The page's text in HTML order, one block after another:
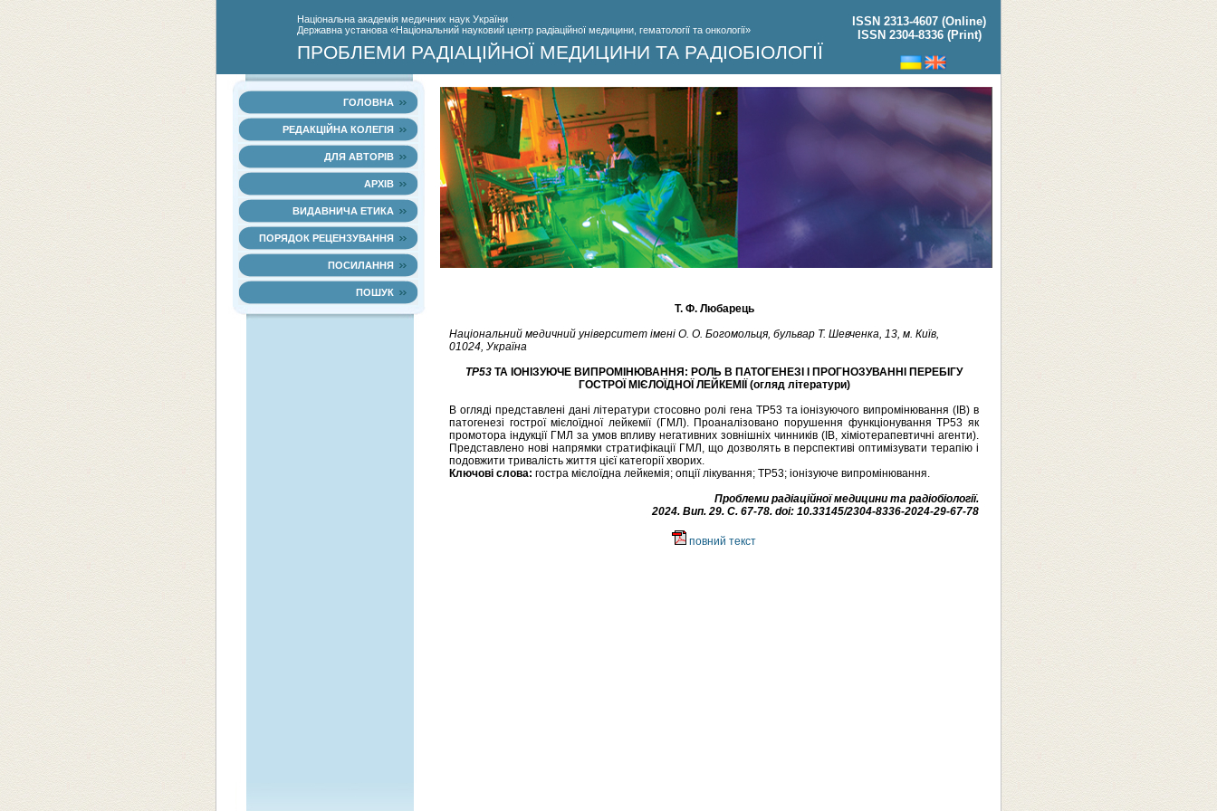
Нацiональна академiя медичних наук України
Державна установа «Національний науковий центр радіаційної медицини, гематології та онкології»
ISSN 2313-4607 (Online)
ISSN 2304-8336 (Print)
ПРОБЛЕМИ РАДІАЦІЙНОЇ МЕДИЦИНИ ТА РАДІОБІОЛОГІЇ
ГОЛОВНА
РЕДАКЦІЙНА КОЛЕГІЯ
ДЛЯ АВТОРІВ
АРХІВ
ВИДАВНИЧА ЕТИКА
ПОРЯДОК РЕЦЕНЗУВАННЯ
ПОСИЛАННЯ
ПОШУК
Т. Ф. Любарець
Національний медичний університет імені О. О. Богомольця, бульвар Т. Шевченка, 13, м. Київ,
01024, Україна
ТР53 ТА ІОНІЗУЮЧЕ ВИПРОМІНЮВАННЯ: РОЛЬ В ПАТОГЕНЕЗІ І ПРОГНОЗУВАННІ ПЕРЕБІГУ
ГОСТРОЇ МІЄЛОЇДНОЇ ЛЕЙКЕМІЇ (огляд літератури)
В огляді представлені дані літератури стосовно ролі гена ТР53 та іонізуючого випромінювання (ІВ) в
патогенезі гострої мієлоїдної лейкемії (ГМЛ). Проаналізовано порушення функціонування ТР53 як
промотора індукції ГМЛ за умов впливу негативних зовнішніх чинників (ІВ, хіміотерапевтичні агенти).
Представлено нові напрямки стратифікації ГМЛ, що дозволять в перспективі оптимізувати терапію і
подовжити тривалість життя цієї категорії хворих.
Ключові слова: гостра мієлоїдна лейкемія; опції лікування; ТР53; іонізуюче випромінювання.
Проблеми радіаційної медицини та радіобіології.
2024. Вип. 29. C. 67-78. doi: 10.33145/2304-8336-2024-29-67-78
повний текст